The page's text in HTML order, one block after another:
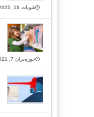
شوبات 19, 2025 Closed
حوزەیران 7, 2021 Closed